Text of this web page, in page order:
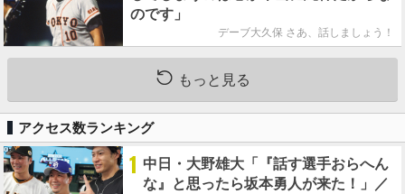
のです」
デーブ大久保 さあ、話しましょう！
もっと見る
アクセス数ランキング
1 中日・大野雄大「『話す選手おらへん
な』と思ったら坂本勇人が来た！」／